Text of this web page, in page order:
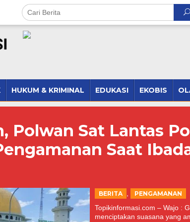
HUKUM & KRIMINAL EDUKASI EKOBIS
Polwan Sat Lantas
Saat
BERITA PENGAMANAN
Topikinformasi.com – Wajo :
menciptakan suasana yang